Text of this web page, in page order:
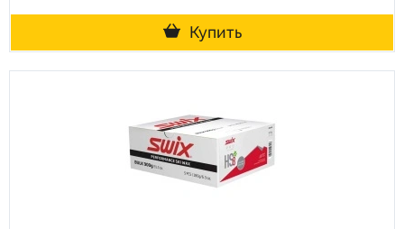
Купить